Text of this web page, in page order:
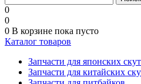
0
0
0 В корзине пока пусто
Каталог товаров
Запчасти для японских
Запчасти для китайских